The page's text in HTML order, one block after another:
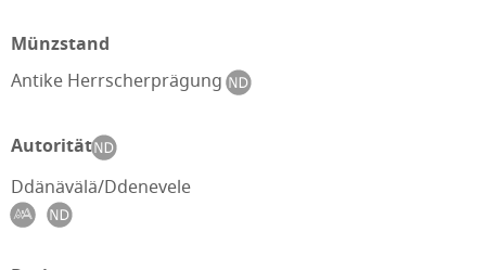
Münzstand
Antike Herrscherprägung
Autorität
Ddänävälä/Ddenevele